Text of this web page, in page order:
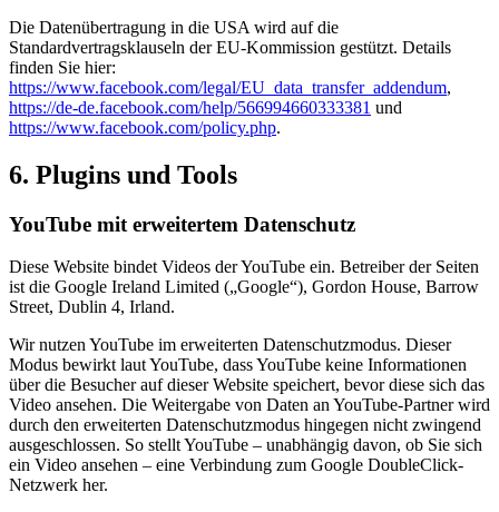
Die Datenübertragung in die USA wird auf die
Standardvertragsklauseln der EU-Kommission gestützt. Details
finden Sie hier:
https://www.facebook.com/legal/EU_data_transfer_addendum,
https://de-de.facebook.com/help/566994660333381 und
https://www.facebook.com/policy.php.
6. Plugins und Tools
YouTube mit erweitertem Datenschutz
Diese Website bindet Videos der YouTube ein. Betreiber der Seiten
ist die Google Ireland Limited („Google“), Gordon House, Barrow
Street, Dublin 4, Irland.
Wir nutzen YouTube im erweiterten Datenschutzmodus. Dieser
Modus bewirkt laut YouTube, dass YouTube keine Informationen
über die Besucher auf dieser Website speichert, bevor diese sich das
Video ansehen. Die Weitergabe von Daten an YouTube-Partner wird
durch den erweiterten Datenschutzmodus hingegen nicht zwingend
ausgeschlossen. So stellt YouTube – unabhängig davon, ob Sie sich
ein Video ansehen – eine Verbindung zum Google DoubleClick-
Netzwerk her.